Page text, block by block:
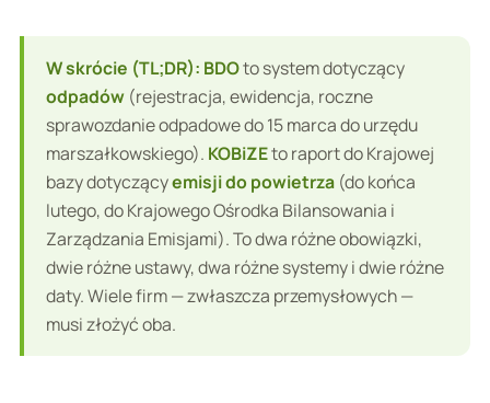
W skrócie (TL;DR): BDOto system dotyczący
odpadów(rejestracja, ewidencja, roczne
sprawozdanie odpadowe do 15 marca do urzędu
marszałkowskiego). KOBiZEto raport do Krajowej
bazy dotyczącyemisji do powietrza(do końca
lutego, do Krajowego Ośrodka Bilansowania i
Zarządzania Emisjami). To dwa różne obowiązki,
dwie różne ustawy, dwa różne systemy i dwie różne
daty. Wiele firm — zwłaszcza przemysłowych —
musi złożyć oba.